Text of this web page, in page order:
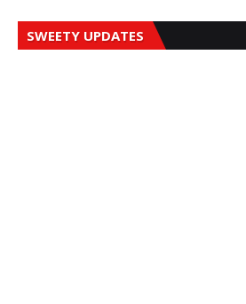
SWEETY UPDATES